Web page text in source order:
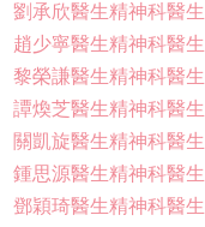
劉承欣醫生精神科醫生
趙少寧醫生精神科醫生
黎榮謙醫生精神科醫生
譚煥芝醫生精神科醫生
關凱旋醫生精神科醫生
鍾思源醫生精神科醫生
鄧穎琦醫生精神科醫生